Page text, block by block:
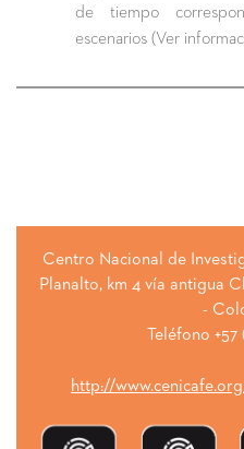
de tiempo
escenarios (Ver
Centro Nacional de
Planalto, km 4 vía antigua
-
Teléfono +57
http://